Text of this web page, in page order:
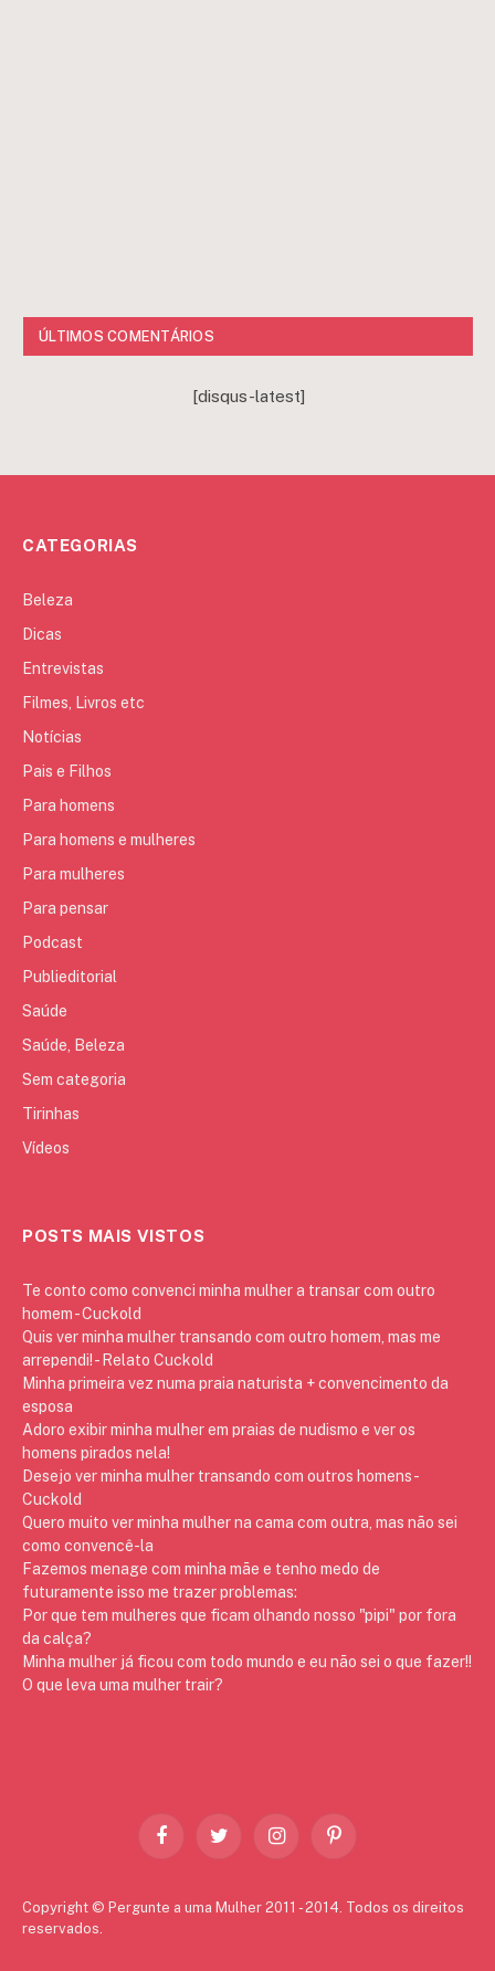
ÚLTIMOS COMENTÁRIOS
[disqus-latest]
CATEGORIAS
Beleza
Dicas
Entrevistas
Filmes, Livros etc
Notícias
Pais e Filhos
Para homens
Para homens e mulheres
Para mulheres
Para pensar
Podcast
Publieditorial
Saúde
Saúde, Beleza
Sem categoria
Tirinhas
Vídeos
POSTS MAIS VISTOS
Te conto como convenci minha mulher a transar com outro
homem - Cuckold
Quis ver minha mulher transando com outro homem, mas me
arrependi! - Relato Cuckold
Minha primeira vez numa praia naturista + convencimento da
esposa
Adoro exibir minha mulher em praias de nudismo e ver os
homens pirados nela!
Desejo ver minha mulher transando com outros homens -
Cuckold
Quero muito ver minha mulher na cama com outra, mas não sei
como convencê-la
Fazemos menage com minha mãe e tenho medo de
futuramente isso me trazer problemas:
Por que tem mulheres que ficam olhando nosso "pipi" por fora
da calça?
Minha mulher já ficou com todo mundo e eu não sei o que fazer!!
O que leva uma mulher trair?
FacebookTwitter InstagramPinterest
Copyright © Pergunte a uma Mulher 2011 - 2014. Todos os direitos
reservados.